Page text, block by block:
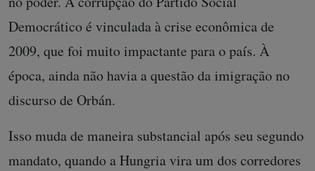
Democrático é vinculada à crise econômica de
2009, que foi muito impactante para o país. À
época, ainda não havia a questão da imigração no
discurso de Orbán.
Isso muda de maneira substancial após seu segundo
mandato, quando a Hungria vira um dos corredores